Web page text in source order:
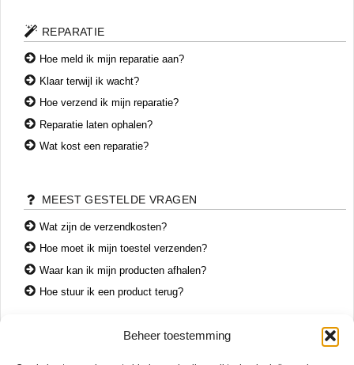
Beheer toestemming
REPARATIE
Hoe meld ik mijn reparatie aan?
Klaar terwijl ik wacht?
Hoe verzend ik mijn reparatie?
Reparatie laten ophalen?
Wat kost een reparatie?
MEEST GESTELDE VRAGEN
Wat zijn de verzendkosten?
Hoe moet ik mijn toestel verzenden?
Waar kan ik mijn producten afhalen?
Hoe stuur ik een product terug?